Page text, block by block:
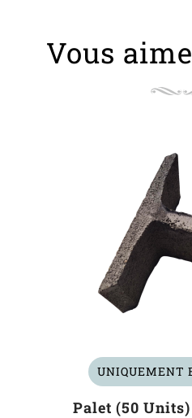
Vous
UNIQUEMENT
Palet (50